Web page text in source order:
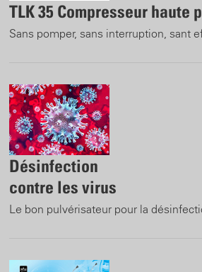
TLK 35 Compresseur haute
Sans pomper, sans interruption, sant
Désinfection
contre les virus
Le bon pulvérisateur pour la